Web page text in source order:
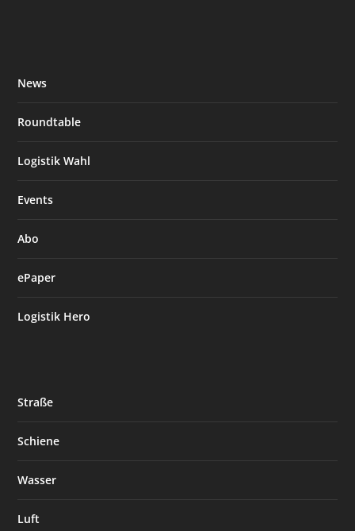
News
Roundtable
Logistik Wahl
Events
Abo
ePaper
Logistik Hero
Straße
Schiene
Wasser
Luft